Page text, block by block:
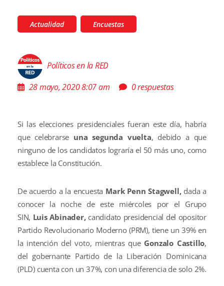
Actualidad Encuestas
Políticos en la RED
28 mayo, 2020 8:07 am
0 respuestas
Si las elecciones presidenciales fueran este día, habría
que celebrarse una segunda vuelta, debido a que
ninguno de los candidatos lograría el 50 más uno, como
establece la Constitución.
De acuerdo a la encuesta Mark Penn Stagwell, dada a
conocer la noche de este miércoles por el Grupo
SIN, Luis Abinader,candidato presidencial del opositor
Partido Revolucionario Moderno (PRM), tiene un 39% en
la intención del voto, mientras queGonzalo Castillo,
del gobernante Partido de la Liberación Dominicana
(PLD) cuenta con un 37%, con una diferencia de solo 2%.